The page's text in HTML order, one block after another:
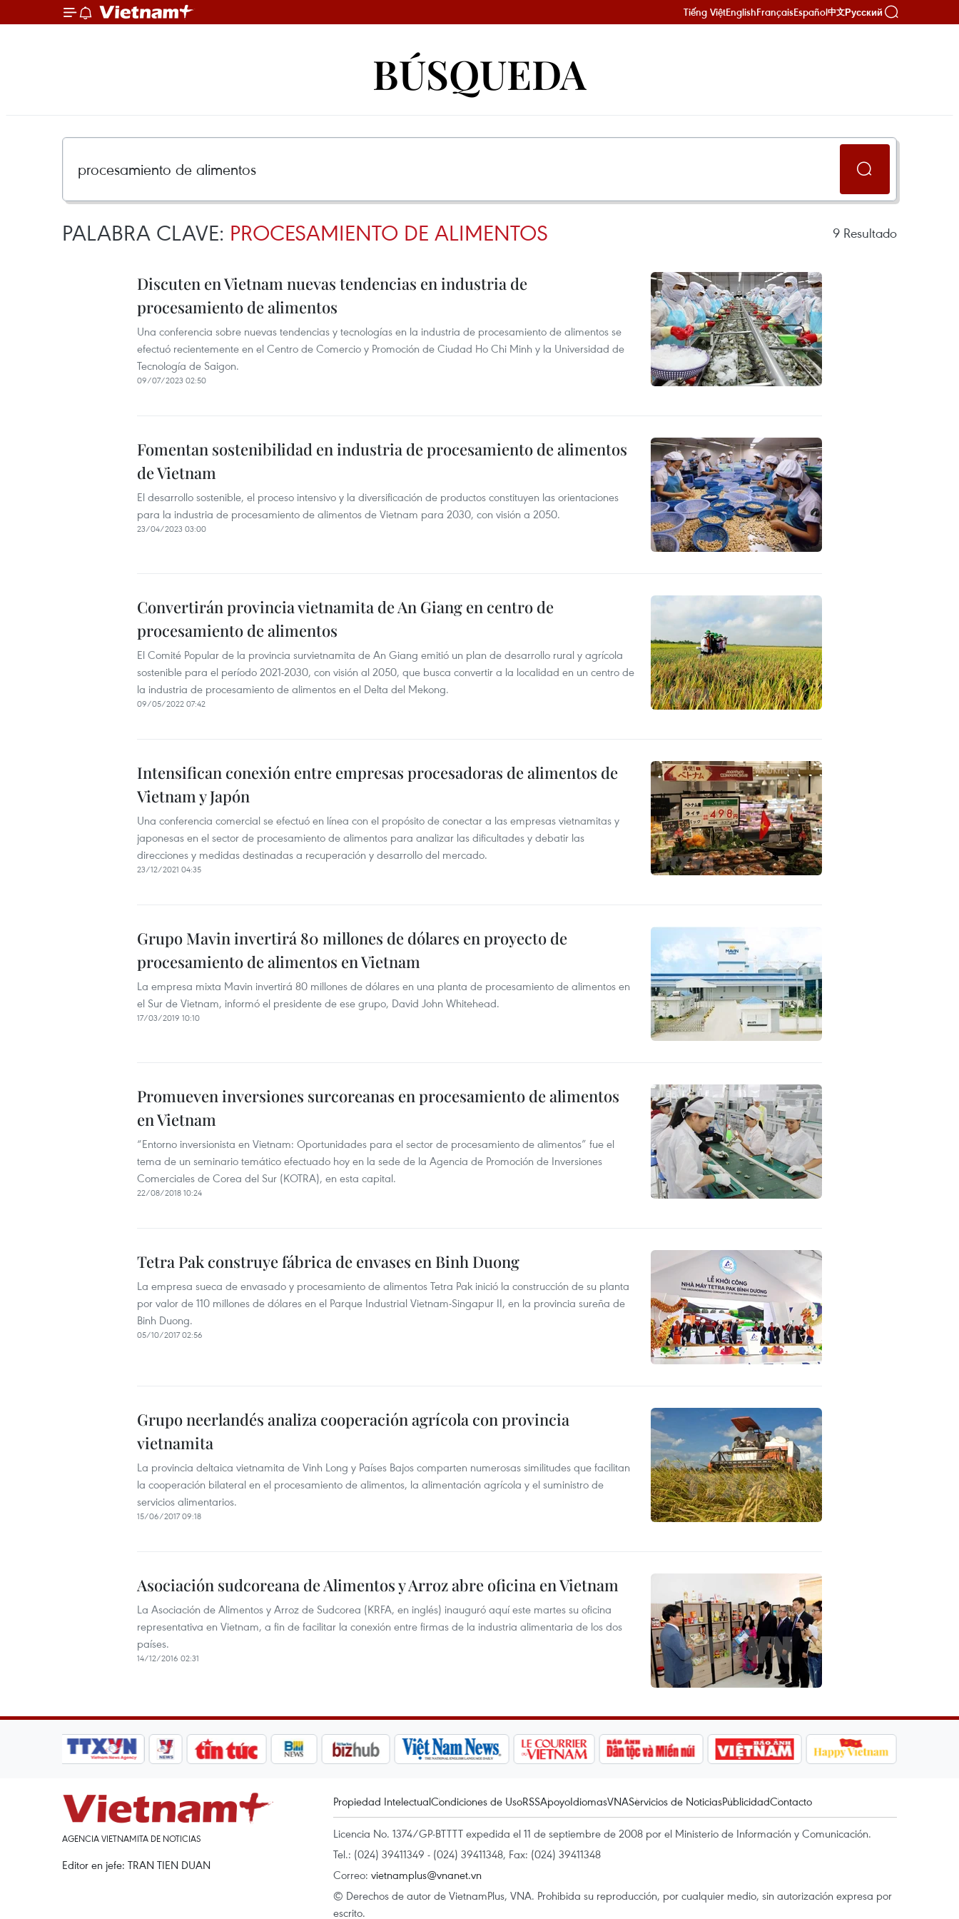
Tiếng ViệtEnglishFrançaisEspañol中文Русский
BÚSQUEDA
PALABRA CLAVE: PROCESAMIENTO DE ALIMENTOS 9 Resultado
Discuten en Vietnam nuevas tendencias en industria de
procesamiento de alimentos
Una conferencia sobre nuevas tendencias y tecnologías en la industria de procesamiento de alimentos se
efectuó recientemente en el Centro de Comercio y Promoción de Ciudad Ho Chi Minh y la Universidad de
Tecnología de Saigon.
09/07/2023 02:50
Fomentan sostenibilidad en industria de procesamiento de alimentos
de Vietnam
El desarrollo sostenible, el proceso intensivo y la diversificación de productos constituyen las orientaciones
para la industria de procesamiento de alimentos de Vietnam para 2030, con visión a 2050.
23/04/2023 03:00
Convertirán provincia vietnamita de An Giang en centro de
procesamiento de alimentos
El Comité Popular de la provincia survietnamita de An Giang emitió un plan de desarrollo rural y agrícola
sostenible para el período 2021-2030, con visión al 2050, que busca convertir a la localidad en un centro de
la industria de procesamiento de alimentos en el Delta del Mekong.
09/05/2022 07:42
Intensifican conexión entre empresas procesadoras de alimentos de
Vietnam y Japón
Una conferencia comercial se efectuó en línea con el propósito de conectar a las empresas vietnamitas y
japonesas en el sector de procesamiento de alimentos para analizar las dificultades y debatir las
direcciones y medidas destinadas a recuperación y desarrollo del mercado.
23/12/2021 04:35
Grupo Mavin invertirá 80 millones de dólares en proyecto de
procesamiento de alimentos en Vietnam
La empresa mixta Mavin invertirá 80 millones de dólares en una planta de procesamiento de alimentos en
el Sur de Vietnam, informó el presidente de ese grupo, David John Whitehead.
17/03/2019 10:10
Promueven inversiones surcoreanas en procesamiento de alimentos
en Vietnam
“Entorno inversionista en Vietnam: Oportunidades para el sector de procesamiento de alimentos” fue el
tema de un seminario temático efectuado hoy en la sede de la Agencia de Promoción de Inversiones
Comerciales de Corea del Sur (KOTRA), en esta capital.
22/08/2018 10:24
Tetra Pak construye fábrica de envases en Binh Duong
La empresa sueca de envasado y procesamiento de alimentos Tetra Pak inició la construcción de su planta
por valor de 110 millones de dólares en el Parque Industrial Vietnam-Singapur II, en la provincia sureña de
Binh Duong.
05/10/2017 02:56
Grupo neerlandés analiza cooperación agrícola con provincia
vietnamita
La provincia deltaica vietnamita de Vinh Long y Países Bajos comparten numerosas similitudes que facilitan
la cooperación bilateral en el procesamiento de alimentos, la alimentación agrícola y el suministro de
servicios alimentarios.
15/06/2017 09:18
Asociación sudcoreana de Alimentos y Arroz abre oficina en Vietnam
La Asociación de Alimentos y Arroz de Sudcorea (KRFA, en inglés) inauguró aquí este martes su oficina
representativa en Vietnam, a fin de facilitar la conexión entre firmas de la industria alimentaria de los dos
países.
14/12/2016 02:31
AGENCIA VIETNAMITA DE NOTICIAS
Editor en jefe: TRAN TIEN DUAN
Propiedad IntelectualCondiciones de UsoRSSApoyoIdiomasVNAServicios de NoticiasPublicidadContacto
Licencia No. 1374/GP-BTTTT expedida el 11 de septiembre de 2008 por el Ministerio de Información y Comunicación.
Tel.: (024) 39411349 - (024) 39411348, Fax: (024) 39411348
Correo: vietnamplus@vnanet.vn
© Derechos de autor de VietnamPlus, VNA. Prohibida su reproducción, por cualquier medio, sin autorización expresa por
escrito.